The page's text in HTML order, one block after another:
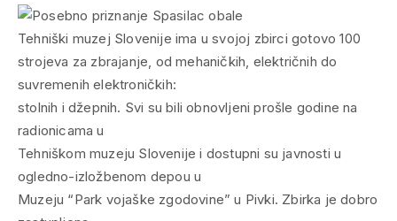
Tehniški muzej Slovenije ima u svojoj zbirci gotovo 100
strojeva za zbrajanje, od mehaničkih, električnih do
suvremenih elektroničkih:
stolnih i džepnih. Svi su bili obnovljeni prošle godine na
radionicama u
Tehniškom muzeju Slovenije i dostupni su javnosti u
ogledno-izložbenom depou u
Muzeju “Park vojaške zgodovine” u Pivki. Zbirka je dobro